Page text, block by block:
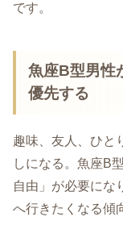
です。
魚座B型男性
優先する
趣味、友人、ひと
しになる。魚座B
自由」が必要にな
へ行きたくなる傾